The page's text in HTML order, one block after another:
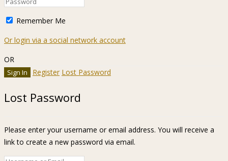
Remember Me
Or login via a social network account
OR
Register Lost Password
Lost Password
Please enter your username or email address. You will receive a
link to create a new password via email.